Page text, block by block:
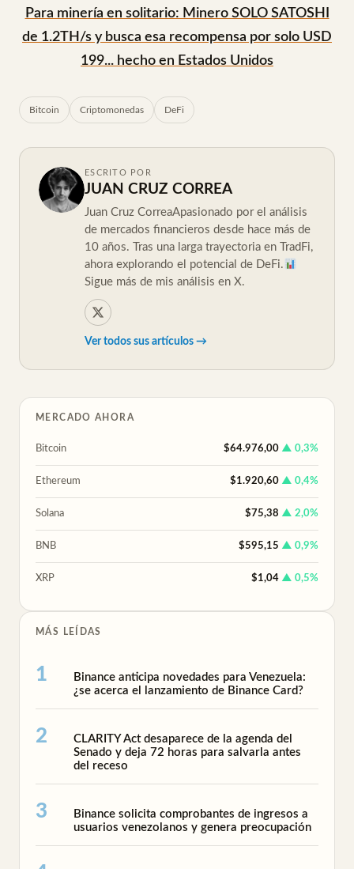
Para minería en solitario: Minero SOLO SATOSHI
de 1.2TH/s y busca esa recompensa por solo USD
199... hecho en Estados Unidos
Bitcoin Criptomonedas DeFi
ESCRITO POR
JUAN CRUZ CORREA
Juan Cruz CorreaApasionado por el análisis
de mercados financieros desde hace más de
10 años. Tras una larga trayectoria en TradFi,
ahora explorando el potencial de DeFi.
Sigue más de mis análisis en X.
Ver todos sus artículos →
MERCADO AHORA
Bitcoin $64.976,00 ▲ 0,3%
Ethereum $1.920,60 ▲ 0,4%
Solana $75,38 ▲ 2,0%
BNB $595,15 ▲ 0,9%
XRP $1,04 ▲ 0,5%
MÁS LEÍDAS
Binance anticipa novedades para Venezuela:
¿se acerca el lanzamiento de Binance Card?
CLARITY Act desaparece de la agenda del
Senado y deja 72 horas para salvarla antes
del receso
Binance solicita comprobantes de ingresos a
usuarios venezolanos y genera preocupación